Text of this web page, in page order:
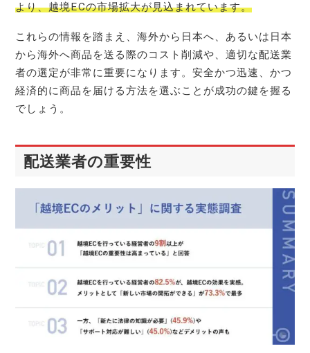
より、越境ECの市場拡大が見込まれています。
これらの情報を踏まえ、海外から日本へ、あるいは日本
から海外へ商品を送る際のコスト削減や、適切な配送業
者の選定が非常に重要になります。安全かつ迅速、かつ
経済的に商品を届ける方法を選ぶことが成功の鍵を握る
でしょう。
配送業者の重要性